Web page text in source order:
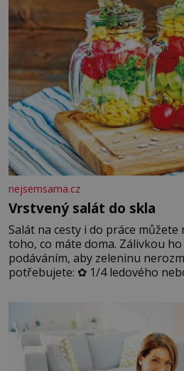
nejsemsama.cz
Vrstvený salát do skla
Salát na cesty i do práce
toho, co máte doma. Zálivkou
podáváním, aby zeleninu
potřebujete: ✿ 1/4 ledového
okurky ✿ 2 rajčata Zálivka: ✿ 4
lžíci citronové šťávy ✿ ½ stroužku